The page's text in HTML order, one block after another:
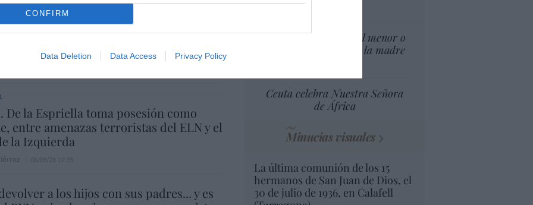
CONFIRM
Data Deletion Data Access Privacy Policy
el penúltimo fiasco del Gobierno
escaso en reputación e influencia
se conforma con ser la número dos
De la Espriella toma posesión como
entre amenazas terroristas del ELN y el
la Izquierda
a los hijos con sus padres... y es
Cartas al director
¿El Superior interés el menor o
el superior interés de la madre
Ceuta celebra Nuestra Señora
de África
Minucias visuales
La última comunión de los 15
hermanos de San Juan de Dios, el
30 de julio de 1936, en Calafell